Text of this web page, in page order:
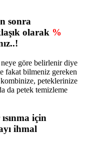
sonra
olarak %
neye göre belirlenir diye
fakat bilmeniz gereken
peteklerinize
da petek temizleme
için
ihmal